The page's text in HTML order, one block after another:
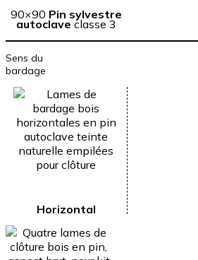
90×90 Pin sylvestre
autoclave classe 3
Sens du
bardage
Horizontal